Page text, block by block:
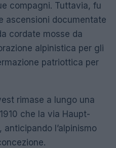
compagni. Tuttavia, fu
ascensioni documentate
cordate mosse da
alpinistica per gli
patriottica per
rimase a lungo una
che la via Haupt-
l’alpinismo